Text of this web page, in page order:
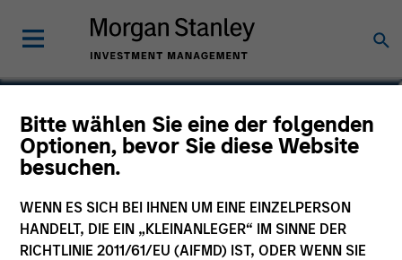
Bitte wählen Sie eine der folgenden
Optionen, bevor Sie diese Website
besuchen.
WENN ES SICH BEI IHNEN UM EINE EINZELPERSON
HANDELT, DIE EIN „KLEINANLEGER“ IM SINNE DER
RICHTLINIE 2011/61/EU (AIFMD) IST, ODER WENN SIE
Audrey Muhirwa
Associate